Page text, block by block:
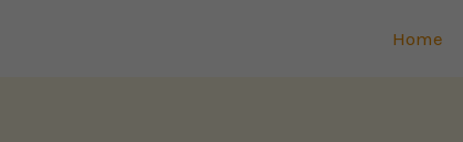
Home